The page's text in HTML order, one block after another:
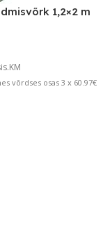
1,2×2 m
võrdses osas 3 x 60.97€